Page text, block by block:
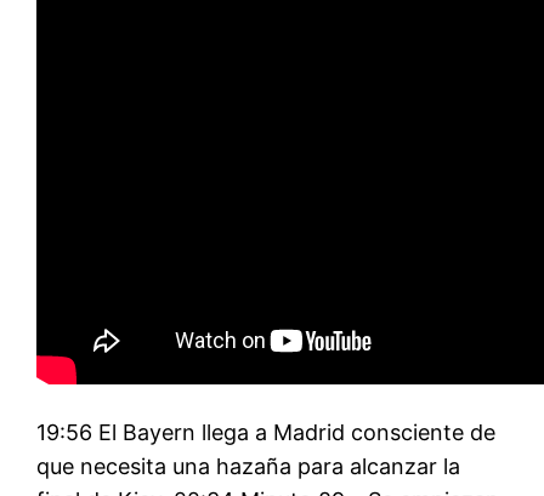
19:56 El Bayern llega a Madrid consciente de
que necesita una hazaña para alcanzar la